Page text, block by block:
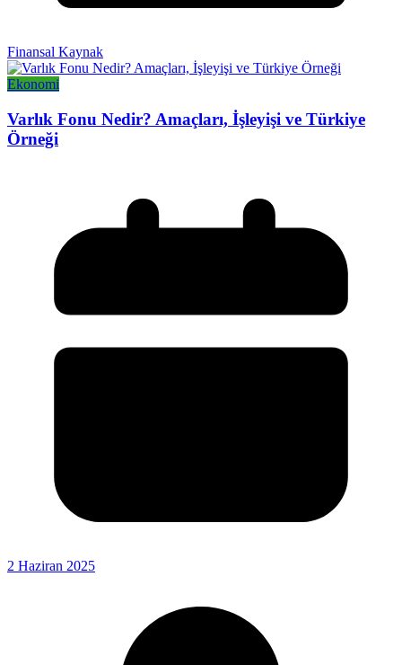
Finansal Kaynak
Ekonomi
Varlık Fonu Nedir? Amaçları, İşleyişi ve Türkiye
Örneği
2 Haziran 2025